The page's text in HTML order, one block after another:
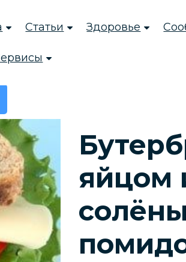
Статьи Здоровье
яйцом